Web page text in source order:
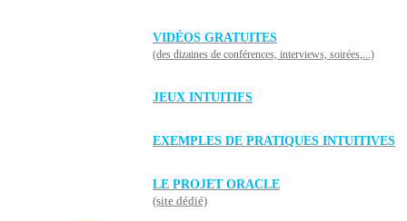
VIDÉOS GRATUITES
(des dizaines de conférences, interviews, soirées,...)
JEUX INTUITIFS
EXEMPLES DE PRATIQUES INTUITIVES
LE PROJET ORACLE
(site dédié)